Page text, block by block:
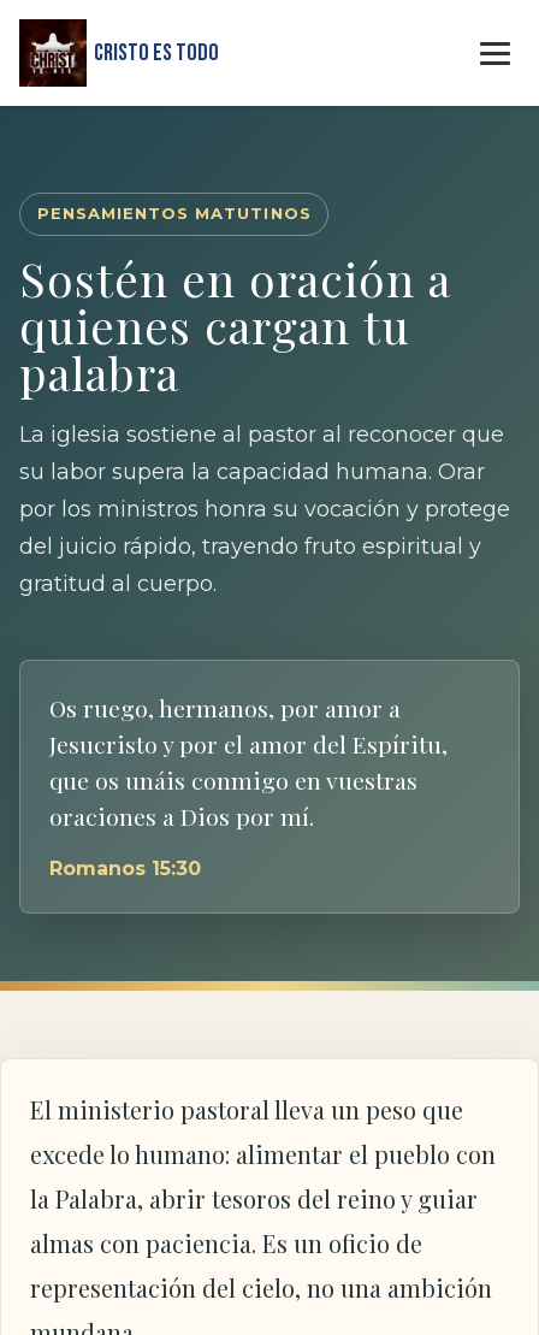
Cristo Es Todo
PENSAMIENTOS MATUTINOS
Sostén en oración a
quienes cargan tu
palabra
La iglesia sostiene al pastor al reconocer que
su labor supera la capacidad humana. Orar
por los ministros honra su vocación y protege
del juicio rápido, trayendo fruto espiritual y
gratitud al cuerpo.
Os ruego, hermanos, por amor a
Jesucristo y por el amor del Espíritu,
que os unáis conmigo en vuestras
oraciones a Dios por mí.
Romanos 15:30
El ministerio pastoral lleva un peso que
excede lo humano: alimentar el pueblo con
la Palabra, abrir tesoros del reino y guiar
almas con paciencia. Es un oficio de
representación del cielo, no una ambición